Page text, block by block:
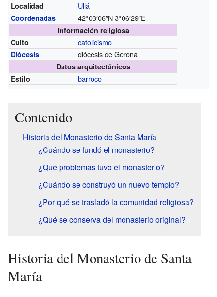
Localidad Ullá
Coordenadas 42°03′06″N3°06′29″E
Información religiosa
Culto
catolicismo
Diócesis diócesis de Gerona
Datos arquitectónicos
Estilo
barroco
Contenido
Historia del Monasterio de Santa María
¿Cuándo se fundó el monasterio?
¿Qué problemas tuvo el monasterio?
¿Cuándo se construyó un nuevo templo?
¿Por qué se trasladó la comunidad religiosa?
¿Qué se conserva del monasterio original?
Historia del Monasterio de Santa
María